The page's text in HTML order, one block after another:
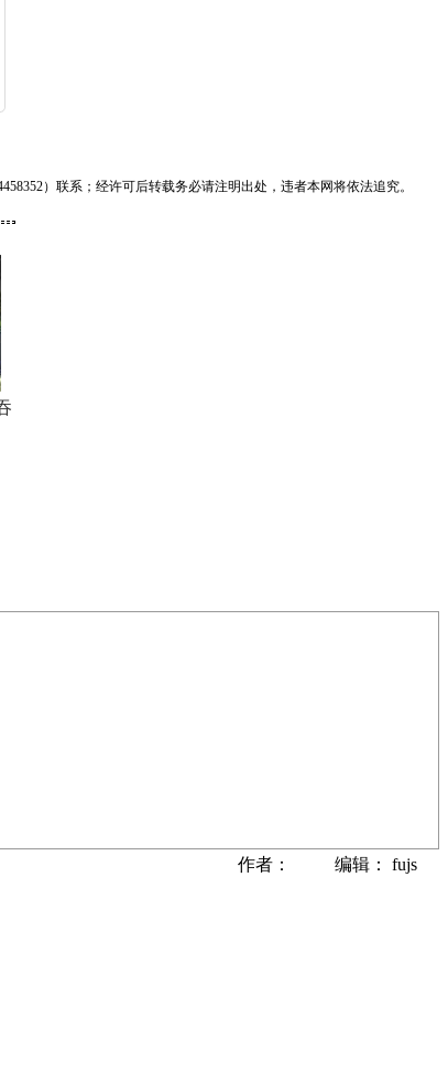
）联系；经许可后转载务必请注明出处，违者本网将依法追究。
作者： 编辑： fujs